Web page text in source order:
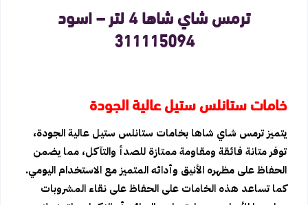
ترمس شاي شاها 4 لتر – اسود
311115094
خامات ستانلس ستيل عالية الجودة
يتميز ترمس شاي شاها بخامات ستانلس ستيل عالية الجودة،
توفر متانة فائقة ومقاومة ممتازة للصدأ والتآكل، مما يضمن
الحفاظ على مظهره الأنيق وأدائه المتميز مع الاستخدام اليومي.
كما تساعد هذه الخامات على الحفاظ على نقاء المشروبات